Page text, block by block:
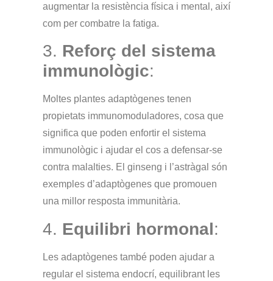
augmentar la resistència física i mental, així
com per combatre la fatiga.
3. Reforç del sistema
immunològic:
Moltes plantes adaptògenes tenen
propietats immunomoduladores, cosa que
significa que poden enfortir el sistema
immunològic i ajudar el cos a defensar-se
contra malalties. El ginseng i l’astràgal són
exemples d’adaptògenes que promouen
una millor resposta immunitària.
4. Equilibri hormonal:
Les adaptògenes també poden ajudar a
regular el sistema endocrí, equilibrant les